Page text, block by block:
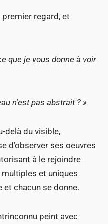
premier regard, et
que je vous donne à voir
n’est pas abstrait ? »
delà du visible,
d’observer ses oeuvres
à le rejoindre
et uniques
et chacun se donne.
peint avec